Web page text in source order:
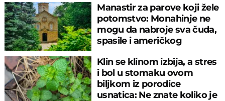
Manastir za parove koji žele
potomstvo: Monahinje ne
mogu da nabroje sva čuda,
spasile i američkog
Klin se klinom izbija, a stres
i bol u stomaku ovom
biljkom iz porodice
usnatica: Ne znate koliko je